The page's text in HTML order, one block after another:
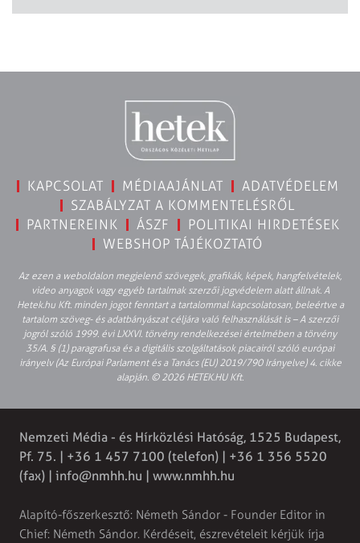
KAPCSOLAT MÉDIAAJÁNLAT
ADATVÉDELEM
SZABÁLYZAT A KOMMENTELÉSRŐL
PARTNEREINK
ÁSZF
POLITIKAI HIRDETÉSEK
WEBSHOP TÁJÉKOZTATÓ
Az ezen a weboldalon megjelenő szövegek, grafikák, képek, hangfelvételek,
video anyagok vagy egyéb tartalmak szerzői jogvédelem alatt állnak. A
Hetek.hu Kft. minden jogot fenntart a tartalommal kapcsolatosan, beleértve a
tartalom szöveg- és adatbányászat céljára való felhasználását is – A szerzői
jogról szóló 1999. évi LXXVI. törvény rendelkezései értelmében a törvény
35/A. § (1) paragrafusa és a digitális szolgáltatások piacairól szóló európai
irányelv (Az Európai Parlament és a Tanács (EU) 2019/790 Irányelve) 4. cikke
alapján. © 2026 HETEK.HU Kft.
Nemzeti Média - és Hírközlési Hatóság, 1525 Budapest,
Pf. 75. | +36 1 457 7100 (telefon) | +36 1 356 5520
(fax) | info@nmhh.hu | www.nmhh.hu
Alapító-főszerkesztő: Németh Sándor - Founder Editor in
Chief: Németh Sándor. Kérdéseit, észrevételeit kérjük írja